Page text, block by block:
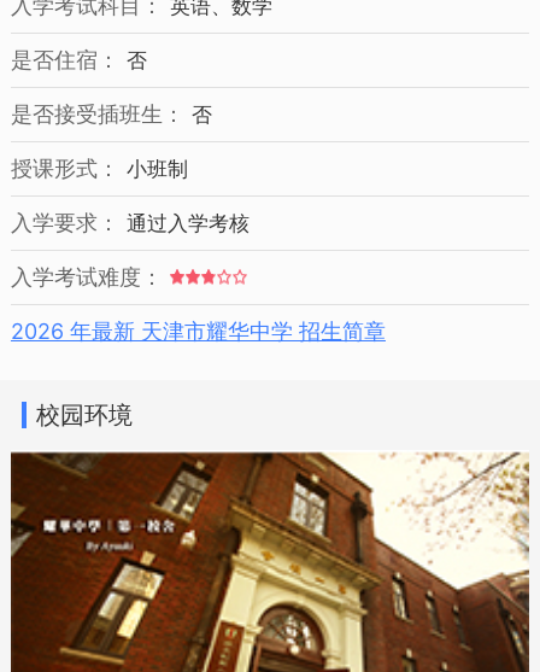
入学考试科目： 英语、数学
是否住宿： 否
是否接受插班生： 否
授课形式： 小班制
入学要求： 通过入学考核
入学考试难度：
2026 年最新 天津市耀华中学 招生简章
校园环境